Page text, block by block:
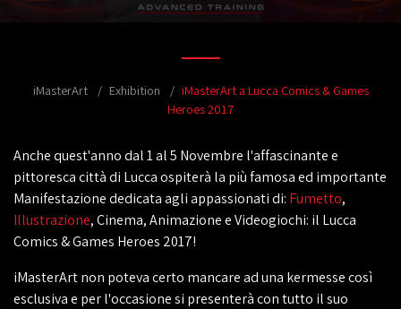
iMasterArt Exhibition
iMasterArt a Lucca Comics & Games
Heroes 2017
Anche quest'anno dal 1 al 5 Novembre l'affascinante e
pittoresca città di Lucca ospiterà la più famosa ed importante
Manifestazione dedicata agli appassionati di: Fumetto,
Illustrazione, Cinema, Animazione e Videogiochi: il Lucca
Comics & Games Heroes 2017!
iMasterArt non poteva certo mancare ad una kermesse così
esclusiva e per l'occasione si presenterà con tutto il suo